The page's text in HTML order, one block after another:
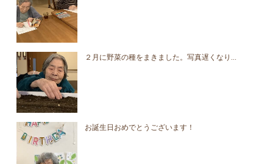
２月に野菜の種をまきました。写真遅くなり...
お誕生日おめでとうございます！